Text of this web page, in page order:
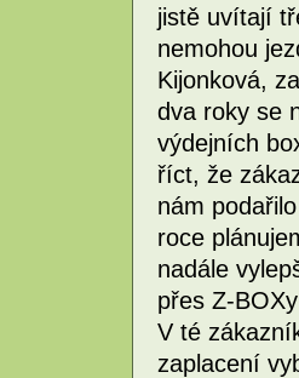
jistě uvítají
nemohou
Kijonková,
dva roky se
výdejních
říct, že
nám
roce
nadále
přes Z-
V té
zaplacení